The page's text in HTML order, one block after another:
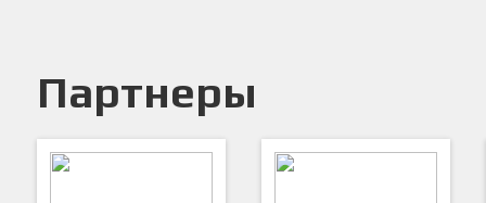
Партнеры